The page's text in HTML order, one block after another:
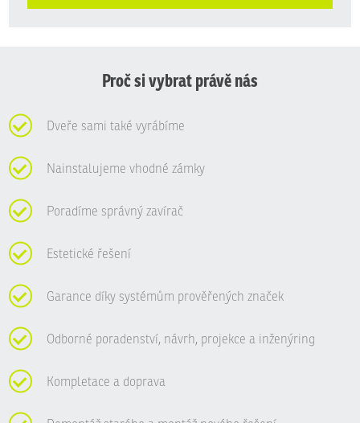
Proč si vybrat právě nás
Dveře sami také vyrábíme
Nainstalujeme vhodné zámky
Poradíme správný zavírač
Estetické řešení
Garance díky systémům prověřených značek
Odborné poradenství, návrh, projekce a inženýring
Kompletace a doprava